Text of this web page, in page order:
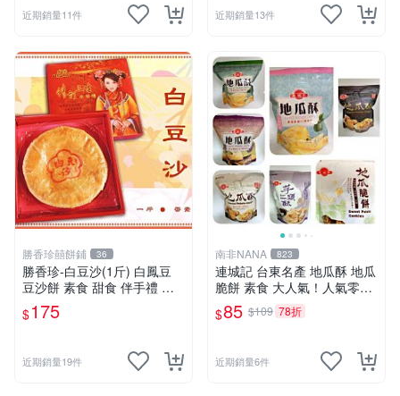
近期銷量11件 近期銷量13件
勝香珍囍餅鋪 36
勝香珍-白豆沙(1斤) 白鳳豆
豆沙餅 素食 甜食 伴手禮 糕
餅
$175
近期銷量19件
南非NANA 823
連城記 台東名產 地瓜酥 地瓜
脆餅 素食 大人氣！人氣零食
地瓜
$85 $109 78折
近期銷量6件